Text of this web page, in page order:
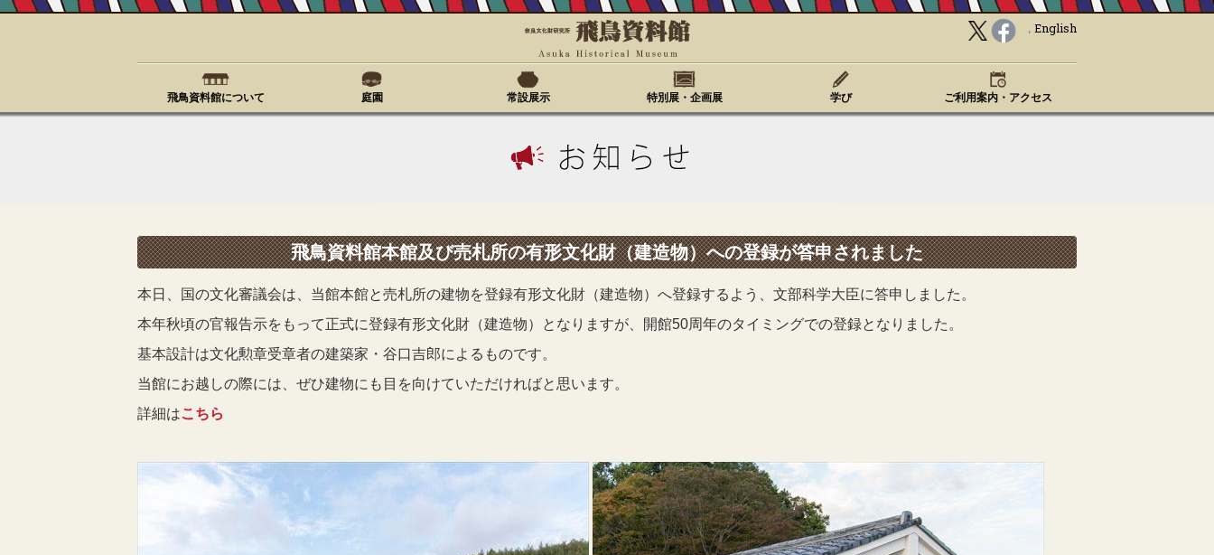
English
飛鳥資料館について 庭園 常設展示 特別展・企画展 学び ご利用案内・アクセス
飛鳥資料館本館及び売札所の有形文化財（建造物）への登録が答申されました
本日、国の文化審議会は、当館本館と売札所の建物を登録有形文化財（建造物）へ登録するよう、文部科学大臣に答申しました。
本年秋頃の官報告示をもって正式に登録有形文化財（建造物）となりますが、開館50周年のタイミングでの登録となりました。
基本設計は文化勲章受章者の建築家・谷口吉郎によるものです。
当館にお越しの際には、ぜひ建物にも目を向けていただければと思います。
詳細はこちら